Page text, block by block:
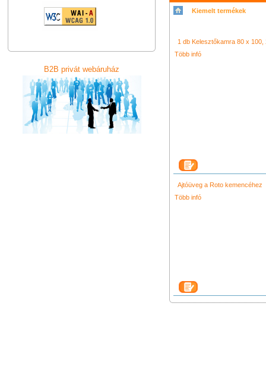
B2B privát webáruház
Kiemelt termékek
ロエ 財布 コーチ バッグ
ス スニーカー
light led ring light f&v k320
1 db Kelesztőkamra 80 x
Több infó
Ajtóüveg a Roto kemencéhez
Több infó